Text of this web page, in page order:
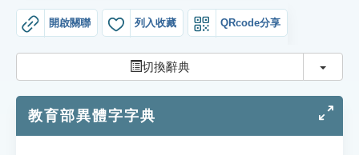
貓頭鷹博士
開啟關聯 列入收藏 QRcode分享
切換辭典 切換
教育部異體字字典